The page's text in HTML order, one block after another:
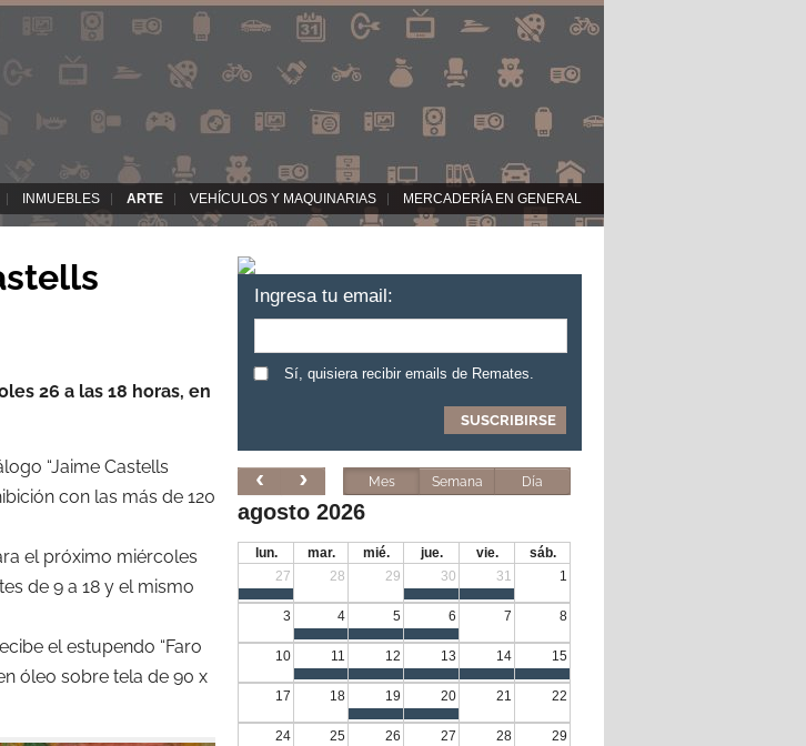
INMUEBLES ARTE VEHÍCULOS Y MAQUINARIAS MERCADERÍA EN GENERAL
26 a las 18 horas, en
“Jaime Castells
con las más de 120
el próximo miércoles
de 9 a 18 y el mismo
el estupendo “Faro
óleo sobre tela de 90 x
Ingresa tu email:
Sí, quisiera recibir emails de Remates.
Mes Semana Día
agosto 2026
lun. mar. mié. jue. vie.
sáb.
27
28 29 30 31 1
3 4 5 6 7 8
10 11 12 13 14 15
17 18 19 20 21 22
24 25 26 27 28 29